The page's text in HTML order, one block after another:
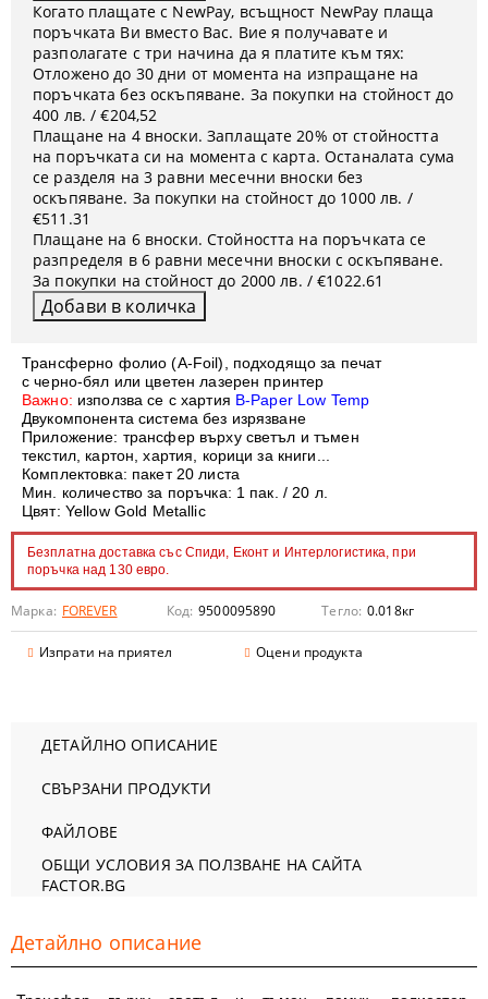
Трансферно фолио (A-Foil), подходящо за печат
с черно-бял или цветен лазерен принтер
Важно: използва се с хартия B-Paper Low Temp
Двукомпонента система без изрязване
Приложение: трансфер върху светъл и тъмен
текстил, картон, хартия, корици за книги...
Комплектовка: пакет 20 листа
Мин. количество за поръчка: 1 пак. / 20 л.
Цвят: Yellow Gold Metallic
Безплатна доставка със Спиди, Еконт и Интерлогистика, при
поръчка над 130 евро.
Марка: FOREVER Код: 9500095890 Тегло: 0.018кг
Изпрати на приятел Оцени продукта
Когато плащате с NewPay, всъщност NewPay плаща
поръчката Ви вместо Вас. Вие я получавате и
разполагате с три начина да я платите към тях:
Отложено до 30 дни от момента на изпращане на
поръчката без оскъпяване. За покупки на стойност до
400 лв. / €204,52
Плащане на 4 вноски. Заплащате 20% от стойността
на поръчката си на момента с карта. Останалата сума
се разделя на 3 равни месечни вноски без
оскъпяване. За покупки на стойност до 1000 лв. /
€511.31
Плащане на 6 вноски. Стойността на поръчката се
разпределя в 6 равни месечни вноски с оскъпяване.
За покупки на стойност до 2000 лв. / €1022.61
ДЕТАЙЛНО ОПИСАНИЕ
СВЪРЗАНИ ПРОДУКТИ
ФАЙЛОВЕ
ОБЩИ УСЛОВИЯ ЗА ПОЛЗВАНЕ НА САЙТА
FACTOR.BG
Детайлно описание